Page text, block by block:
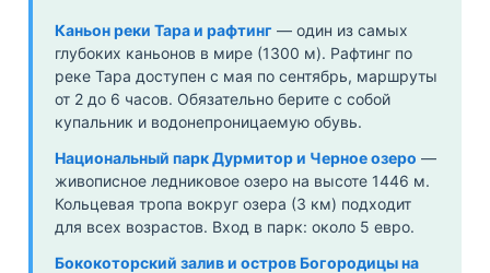
Каньон реки Тара и рафтинг — один из самых
глубоких каньонов в мире (1300 м). Рафтинг по
реке Тара доступен с мая по сентябрь, маршруты
от 2 до 6 часов. Обязательно берите с собой
купальник и водонепроницаемую обувь.
Национальный парк Дурмитор и Черное озеро —
живописное ледниковое озеро на высоте 1446 м.
Кольцевая тропа вокруг озера (3 км) подходит
для всех возрастов. Вход в парк: около 5 евро.
Бококоторский залив и остров Богородицы на